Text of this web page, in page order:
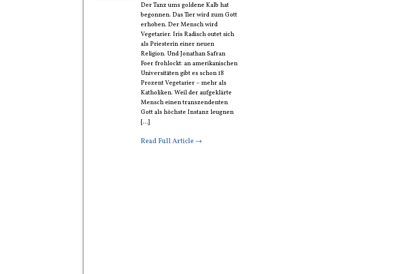
Der Tanz ums goldene Kalb hat
begonnen. Das Tier wird zum Gott
erhoben. Der Mensch wird
Vegetarier. Iris Radisch outet sich
als Priesterin einer neuen
Religion. Und Jonathan Safran
Foer frohlockt: an amerikanischen
Universitäten gibt es schon 18
Prozent Vegetarier – mehr als
Katholiken. Weil der aufgeklärte
Mensch einen transzendenten
Gott als höchste Instanz leugnen
[...]
Read Full Article →